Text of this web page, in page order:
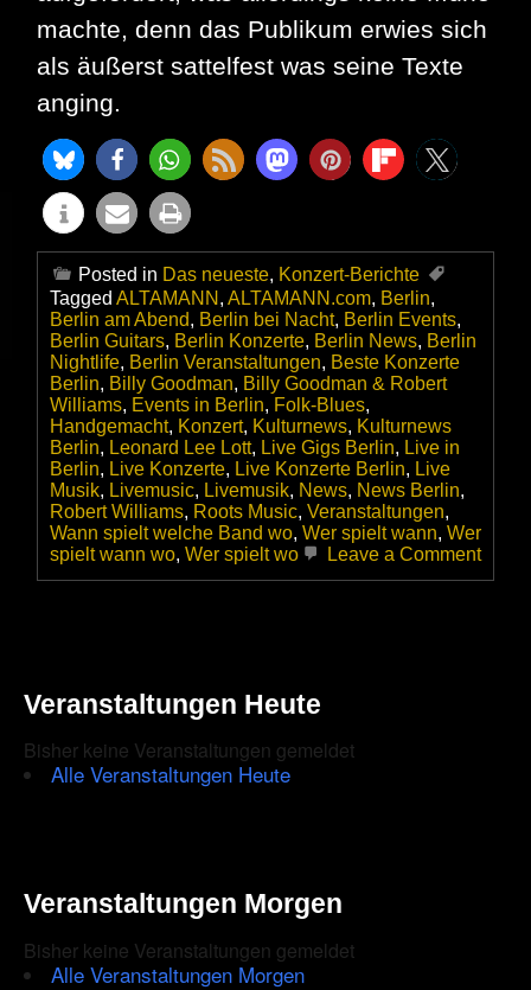
machte, denn das Publikum erwies sich
als äußerst sattelfest was seine Texte
anging.
Posted in Das neueste, Konzert-Berichte
Tagged ALTAMANN , ALTAMANN.com, Berlin,
Berlin am Abend, Berlin bei Nacht, Berlin Events,
Berlin Guitars, Berlin Konzerte, Berlin News, Berlin
Nightlife, Berlin Veranstaltungen, Beste Konzerte
Berlin, Billy Goodman, Billy Goodman & Robert
Williams, Events in Berlin, Folk-Blues,
Handgemacht, Konzert, Kulturnews, Kulturnews
Berlin, Leonard Lee Lott, Live Gigs Berlin, Live in
Berlin, Live Konzerte, Live Konzerte Berlin, Live
Musik, Livemusic, Livemusik, News, News Berlin,
Robert Williams, Roots Music, Veranstaltungen,
Wann spielt welche Band wo, Wer spielt wann, Wer
spielt wann wo, Wer spielt wo Leave a Commenton
Veranstaltungen Heute
Bisher keine Veranstaltungen gemeldet
Alle Veranstaltungen Heute
Veranstaltungen Morgen
Bisher keine Veranstaltungen gemeldet
Alle Veranstaltungen Morgen